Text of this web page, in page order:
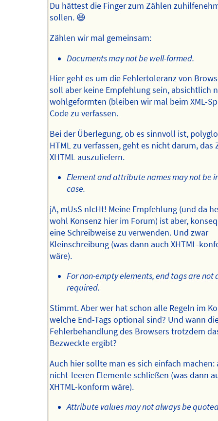
Du hättest die Finger zum Zählen
sollen. 😆
Zählen wir mal gemeinsam:
Documents may not be well-formed.
Hier geht es um die Fehlertoleranz von
soll aber keine Empfehlung sein, absichtlich
wohlgeformten (bleiben wir mal beim XML-
Code zu verfassen.
Bei der Überlegung, ob es sinnvoll ist,
HTML zu verfassen, geht es nicht darum, das
XHTML auszuliefern.
Element and attribute names may not be
case.
jA, mUsS nIcHt! Meine Empfehlung (und da
wohl Konsenz hier im Forum) ist aber,
eine Schreibweise zu verwenden. Und zwar
Kleinschreibung (was dann auch XHTML-
wäre).
For non-empty elements, end tags are not
required.
Stimmt. Aber wer hat schon alle Regeln im
welche End-Tags optional sind? Und wann
Fehlerbehandlung des Browsers trotzdem
Bezweckte ergibt?
Auch hier sollte man es sich einfach machen:
nicht-leeren Elemente schließen (was dann
XHTML-konform wäre).
Attribute values may not always be